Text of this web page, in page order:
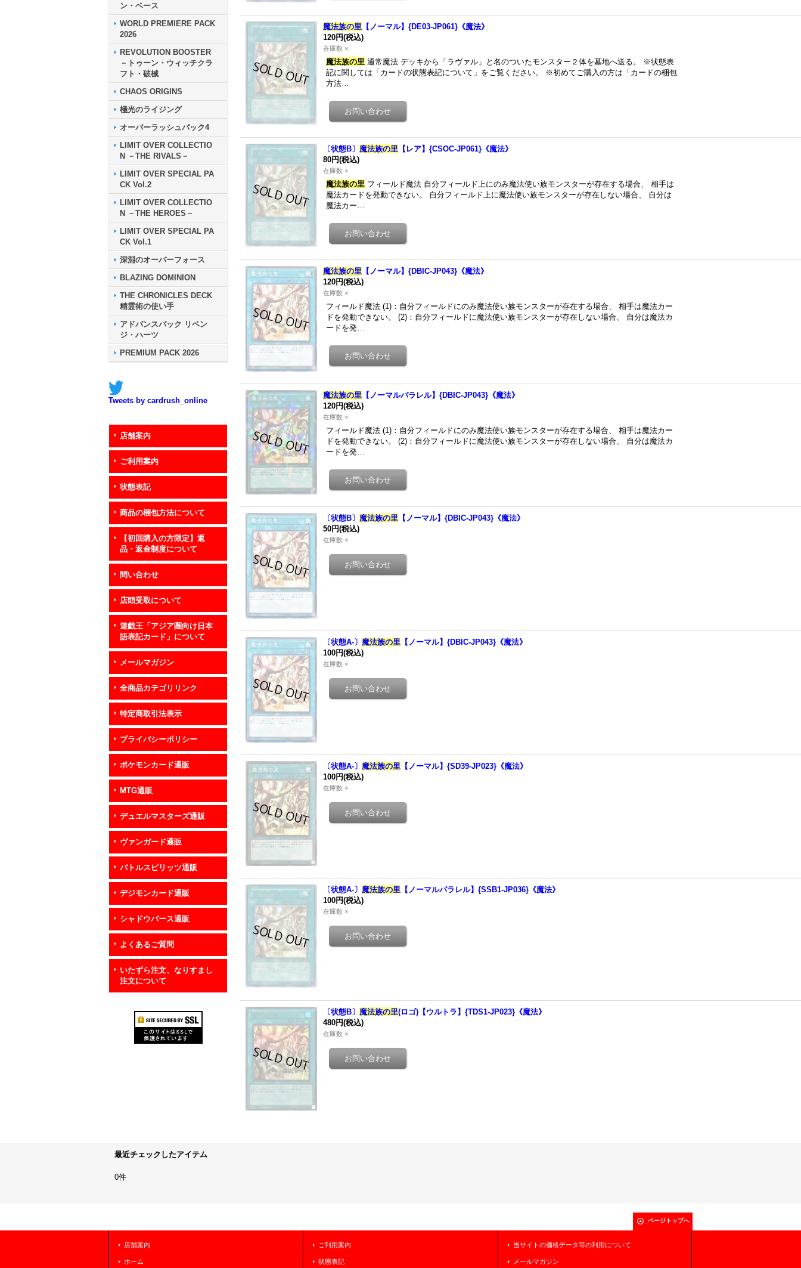
ン・ベース
WORLD PREMIERE PACK
2026
REVOLUTION BOOSTER
－トゥーン・ウィッチクラ
フト・破械
CHAOS ORIGINS
極光のライジング
オーバーラッシュパック4
LIMIT OVER COLLECTIO
N －THE RIVALS－
LIMIT OVER SPECIAL PA
CK Vol.2
LIMIT OVER COLLECTIO
N －THE HEROES－
LIMIT OVER SPECIAL PA
CK Vol.1
深淵のオーバーフォース
BLAZING DOMINION
THE CHRONICLES DECK
精霊術の使い手
アドバンスパック リベン
ジ・ハーツ
PREMIUM PACK 2026
Tweets by cardrush_online
店舗案内
ご利用案内
状態表記
商品の梱包方法について
【初回購入の方限定】返
品・返金制度について
問い合わせ
店頭受取について
遊戯王「アジア圏向け日本
語表記カード」について
メールマガジン
全商品カテゴリリンク
特定商取引法表示
プライバシーポリシー
ポケモンカード通販
MTG通販
デュエルマスターズ通販
ヴァンガード通販
バトルスピリッツ通販
デジモンカード通販
シャドウバース通販
よくあるご質問
いたずら注文、なりすまし
注文について
魔法族の里 【ノーマル】{DE03-JP061}《魔法》
120円(税込)
在庫数 ×
魔法族の里 通常魔法 デッキから「ラヴァル」と名のついたモンスター２体を墓地へ送る。 ※状態表
記に関しては「カードの状態表記について」をご覧ください。 ※初めてご購入の方は「カードの梱包
方法…
〔状態B〕 魔法族の里 【レア】{CSOC-JP061}《魔法》
80円(税込)
在庫数 ×
魔法族の里 フィールド魔法 自分フィールド上にのみ魔法使い族モンスターが存在する場合、 相手は
魔法カードを発動できない。 自分フィールド上に魔法使い族モンスターが存在しない場合、 自分は
魔法カー…
魔法族の里 【ノーマル】{DBIC-JP043}《魔法》
120円(税込)
在庫数 ×
フィールド魔法 (1)：自分フィールドにのみ魔法使い族モンスターが存在する場合、 相手は魔法カー
ドを発動できない。 (2)：自分フィールドに魔法使い族モンスターが存在しない場合、 自分は魔法カ
ードを発…
魔法族の里 【ノーマルパラレル】{DBIC-JP043}《魔法》
120円(税込)
在庫数 ×
フィールド魔法 (1)：自分フィールドにのみ魔法使い族モンスターが存在する場合、 相手は魔法カー
ドを発動できない。 (2)：自分フィールドに魔法使い族モンスターが存在しない場合、 自分は魔法カ
ードを発…
〔状態B〕 魔法族の里 【ノーマル】{DBIC-JP043}《魔法》
50円(税込)
在庫数 ×
〔状態A-〕 魔法族の里 【ノーマル】{DBIC-JP043}《魔法》
100円(税込)
在庫数 ×
〔状態A-〕 魔法族の里 【ノーマル】{SD39-JP023}《魔法》
100円(税込)
在庫数 ×
〔状態A-〕 魔法族の里 【ノーマルパラレル】{SSB1-JP036}《魔法》
100円(税込)
在庫数 ×
〔状態B〕 魔法族の里(ロゴ)【ウルトラ】{TDS1-JP023}《魔法》
480円(税込)
在庫数 ×
最近チェックしたアイテム
0件
ページトップへ
店舗案内
ホーム
ご利用案内
状態表記
当サイトの価格データ等の利用について
メールマガジン